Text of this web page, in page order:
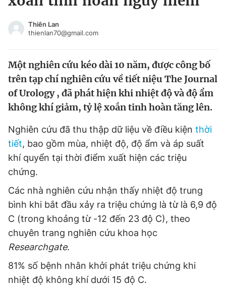
Chào ngày mới
Tin thị trường Tin 360
Video Magazine
Sản phẩm khác
Tiện ích Bạn cần biết
Thông tin tòa soạn Liên hệ quảng cáo
Đọc Thanh Niên trên điện thoại
Tin đã xem
Thiên Lan
thienlan70@gmail.com
Một nghiên cứu kéo dài 10 năm, được công bố
trên tạp chí nghiên cứu về tiết niệu The Journal
of Urology , đã phát hiện khi nhiệt độ và độ ẩm
không khí giảm, tỷ lệ xoắn tinh hoàn tăng lên.
Nghiên cứu đã thu thập dữ liệu về điều kiện thời
tiết, bao gồm mùa, nhiệt độ, độ ẩm và áp suất
khí quyển tại thời điểm xuất hiện các triệu
chứng.
Các nhà nghiên cứu nhận thấy nhiệt độ trung
bình khi bắt đầu xảy ra triệu chứng là từ là 6,9 độ
C (trong khoảng từ -12 đến 23 độ C), theo
chuyên trang nghiên cứu khoa học
Researchgate.
81% số bệnh nhân khởi phát triệu chứng khi
nhiệt độ không khí dưới 15 độ C.